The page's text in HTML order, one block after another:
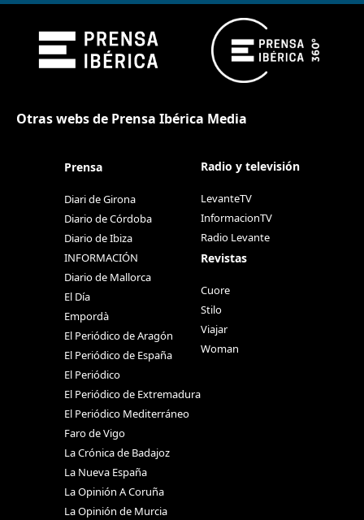
Otras webs de Prensa Ibérica Media
Prensa
Diari de Girona
Diario de Córdoba
Diario de Ibiza
INFORMACIÓN
Diario de Mallorca
El Día
Empordà
El Periódico de Aragón
El Periódico de España
El Periódico
El Periódico de Extremadura
El Periódico Mediterráneo
Faro de Vigo
La Crónica de Badajoz
La Nueva España
La Opinión A Coruña
La Opinión de Murcia
Radio y televisión
LevanteTV
InformacionTV
Radio Levante
Revistas
Cuore
Stilo
Viajar
Woman